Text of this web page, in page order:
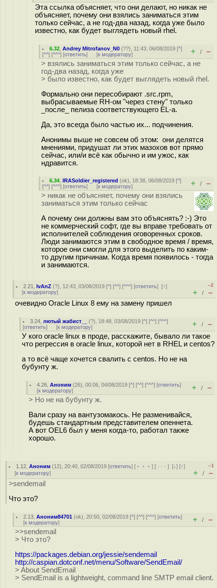
Эта ссылка объясняет, что они делают, но никак не
объясняет, почему они взялись заниматься этим
только сейчас, а не год-два назад, когда уже было
известно, как будет выглядеть новый rhel.
6.32 ,Andrey Mitrofanov_N0 (??), 11:43, 06/08/2019 [^]
[^^] [^^^] [ответить] [к модератору] + / –
> взялись заниматься этим только сейчас, а не
год-два назад, когда уже
> было известно, как будет выглядеть новый rhel.
Формально они пересобирают .src.rpm,
выбрасываемые RH-ом "через стену" только
_после_ пелиза соответствующего EL-а.
Да, это всегда было частью их... подчинения.
Анонимы выше не совсем об этом: они делятся
мнениями, придушат ли этих мазохов вот прямо
сейчас, или/и всё как обычно и им ужос, как
ндравится.
6.34 ,IRASoldier_registered (ok), 18:38, 06/08/2019 [^]
[^^] [^^^] [ответить] [к модератору] + / –
> никак не объясняет, почему они взялись
заниматься этим только сейчас
А почему они должны вам это объяснять? :-) Это
не коммерческий софт, где вы вправе требовать от
исполнителей соблюдения оговоренных сроков.
Люди занимаются этим в свободное время / время,
которое они смогли для этого выделить по каким-
то другим причинам. Когда время появилось - тогда
и занимаются.
2.21 ,IvAnZ (?), 12:43, 03/08/2019 [^] [^^] [^^^] [ответить][↑]
[к модератору]
–2
+ / –
очевидно Oracle Linux 8 ему на замену пришел
3.24 ,лютый жабист__ (?), 18:48, 03/08/2019 [^] [^^] [^^^]
[ответить] [к модератору] + / –
У кого oracle linux в проде, расскажите, бывало ли такое
что регрессия в oracle linux, которой нет в RHEL и centos?
а то всё чаще хочется свалить с centos. Но не на
бубунту ж.
4.26 ,Аноним (26), 00:06, 04/08/2019 [^] [^^] [^^^] [ответить]
[к модератору] + / –
> Но не на бубунту ж.
Вали сразу на вантузомакось. Не разменивайся,
будешь стандартным представителем опеннета.
А вот OEL6 был у меня когда-то, работал также
хорошо.
1.12 ,Аноним (12), 20:40, 02/08/2019 [ответить] [ ﹢﹢﹢] [ · · ·][↓] [↑]
[к модератору]
–1
+ / –
>sendemail
Что это?
2.13 ,Аноним84701 (ok), 20:50, 02/08/2019 [^] [^^] [^^^] [ответить]
[к модератору] + / –
>>sendemail
> Что это?
https://packages.debian.org/jessie/sendemail
http://caspian.dotconf.net/menu/Software/SendEmail/
> About SendEmail
> SendEmail is a lightweight, command line SMTP email client.